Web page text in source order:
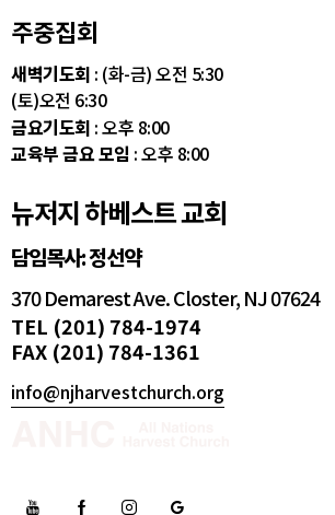
주중집회
새벽기도회 : (화-금) 오전 5:30
(토)오전 6:30
금요기도회 : 오후 8:00
교육부 금요 모임 : 오후 8:00
뉴저지 하베스트 교회
담임목사: 정선약
370 Demarest Ave. Closter, NJ 07624
TEL (201) 784-1974
FAX (201) 784-1361
info@njharvestchurch.org